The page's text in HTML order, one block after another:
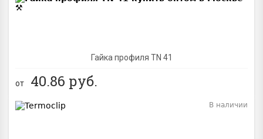
Гайка профиля TN 41
от 40.86 руб.
В наличии